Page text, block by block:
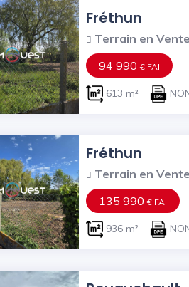
Fréthun
Terrain en Vente
94 990€ FAI
613 m²
Fréthun
Terrain en Vente
135 990€ FAI
936 m²